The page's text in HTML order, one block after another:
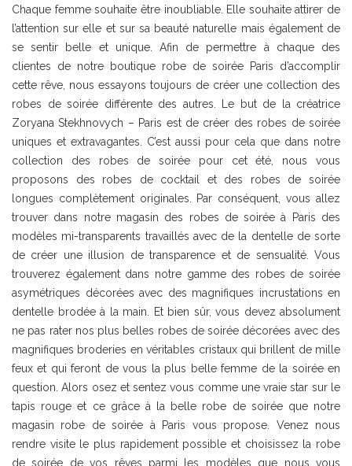
Chaque femme souhaite être inoubliable. Elle souhaite attirer de
l’attention sur elle et sur sa beauté naturelle mais également de
se sentir belle et unique. Afin de permettre à chaque des
clientes de notre boutique robe de soirée Paris d’accomplir
cette rêve, nous essayons toujours de créer une collection des
robes de soirée différente des autres. Le but de la créatrice
Zoryana Stekhnovych – Paris est de créer des robes de soirée
uniques et extravagantes. C’est aussi pour cela que dans notre
collection des robes de soirée pour cet été, nous vous
proposons des robes de cocktail et des robes de soirée
longues complètement originales. Par conséquent, vous allez
trouver dans notre magasin des robes de soirée à Paris des
modèles mi-transparents travaillés avec de la dentelle de sorte
de créer une illusion de transparence et de sensualité. Vous
trouverez également dans notre gamme des robes de soirée
asymétriques décorées avec des magnifiques incrustations en
dentelle brodée à la main. Et bien sûr, vous devez absolument
ne pas rater nos plus belles robes de soirée décorées avec des
magnifiques broderies en véritables cristaux qui brillent de mille
feux et qui feront de vous la plus belle femme de la soirée en
question. Alors osez et sentez vous comme une vraie star sur le
tapis rouge et ce grâce à la belle robe de soirée que notre
magasin robe de soirée à Paris vous propose. Venez nous
rendre visite le plus rapidement possible et choisissez la robe
de soirée de vos rêves parmi les modèles que nous vous